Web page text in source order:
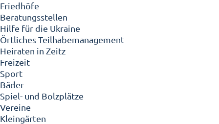
Friedhöfe
Beratungsstellen
Hilfe für die Ukraine
Örtliches Teilhabemanagement
Heiraten in Zeitz
Freizeit
Sport
Bäder
Spiel- und Bolzplätze
Vereine
Kleingärten